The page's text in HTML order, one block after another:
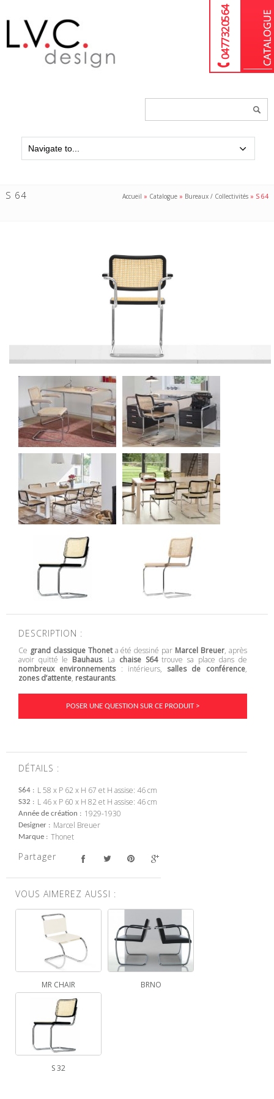
04 77 32 05 64
S 64 Accueil » Catalogue » Bureaux / Collectivités » S 64
DESCRIPTION :
Ce grand classique Thoneta été dessiné par Marcel Breuer, après
avoir quitté le Bauhaus. La chaise S64trouve sa place dans de
nombreux environnements: intérieurs, salles de conférence,
zones d’attente, restaurants.
POSER UNE QUESTION SUR CE PRODUIT >
DÉTAILS :
S64 L 58 x P 62 x H 67 et H assise: 46 cm
S32 L 46 x P 60 x H 82 et H assise: 46 cm
Année de création 1929-1930
Designer Marcel Breuer
Marque Thonet
Partager
VOUS AIMEREZ AUSSI :
MR CHAIR BRNO
S 32